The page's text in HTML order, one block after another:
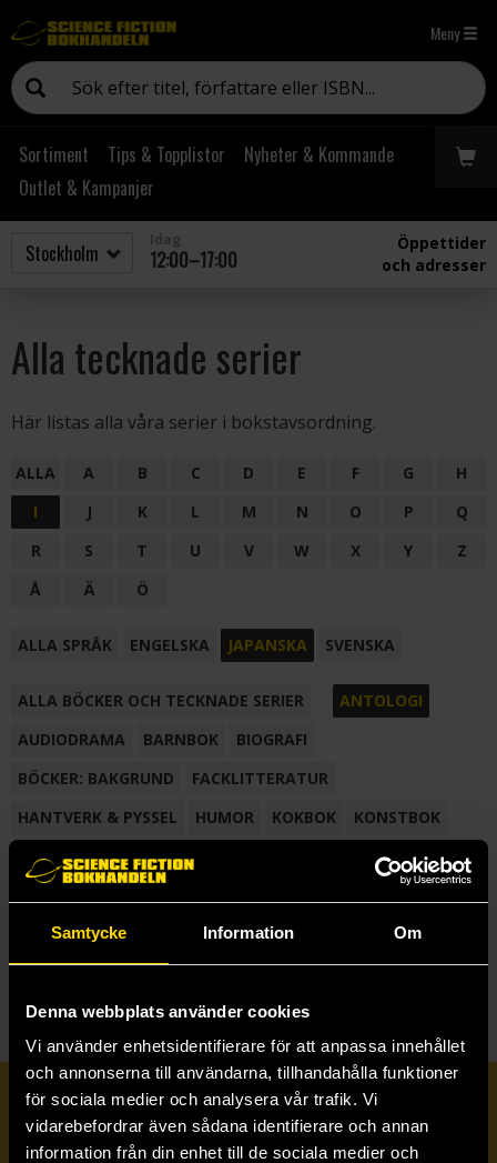
Samtycke Information Om
Denna webbplats använder cookies
Vi använder enhetsidentifierare för att anpassa innehållet
och annonserna till användarna, tillhandahålla funktioner
för sociala medier och analysera vår trafik. Vi
vidarebefordrar även sådana identifierare och annan
information från din enhet till de sociala medier och
Meny
Sortiment Tips & Topplistor
Nyheter & Kommande
Outlet & Kampanjer
12:00–17:00
Öppettider
och adresser
Alla tecknade serier
Här listas alla våra serier i bokstavsordning.
ALLA A B C D E F G
H
I
J K L M N O P
Q
R
S T U V W X Y
Z
Å
Ä Ö
ALLA SPRÅK ENGELSKA JAPANSKA SVENSKA
ALLA BÖCKER OCH TECKNADE SERIER
ANTOLOGI
AUDIODRAMA
BARNBOK
BIOGRAFI
BÖCKER: BAKGRUND
FACKLITTERATUR
HANTVERK & PYSSEL
HUMOR KOKBOK
KONSTBOK
KORTROMAN
LÄROBOK
NOVELL
SAMLINGSVOLYM
TECKNA & MÅLA TECKNAD SERIE
Prenumerera på vårt nyhetsbrev